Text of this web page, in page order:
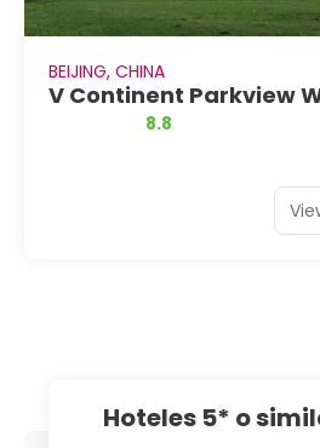
BEIJING, CHINA
V Continent Parkview
8.8
hoteles 5* o